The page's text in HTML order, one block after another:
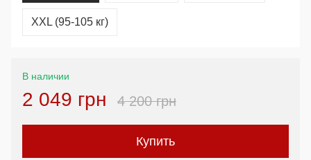
XXL (95-105 кг)
В наличии
2 049 грн 4 200 грн
Купить